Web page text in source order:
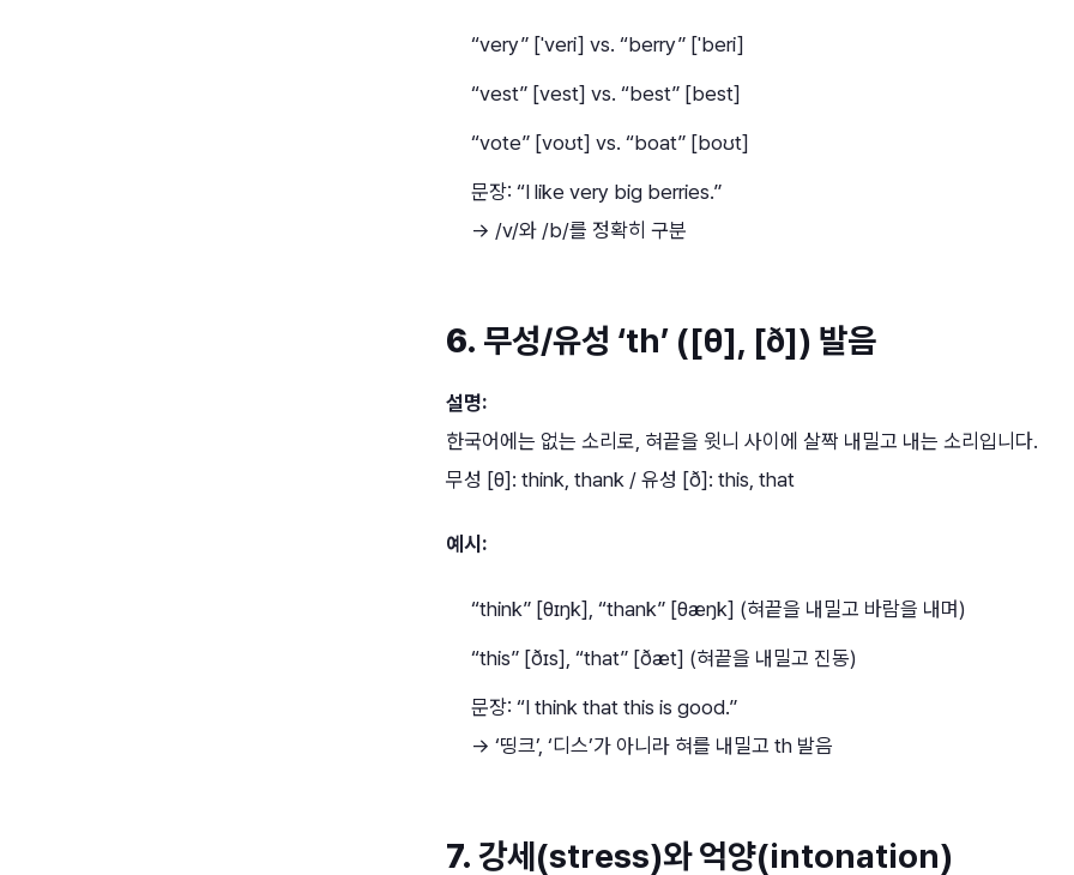
“very” [ˈveri] vs. “berry” [ˈberi]
“vest” [vest] vs. “best” [best]
“vote” [voʊt] vs. “boat” [boʊt]
문장: “I like very big berries.”
→ /v/와 /b/를 정확히 구분
6. 무성/유성 ‘th’ ([θ], [ð]) 발음
설명:
한국어에는 없는 소리로, 혀끝을 윗니 사이에 살짝 내밀고 내는 소리입니다.
무성 [θ]: think, thank / 유성 [ð]: this, that
예시:
“think” [θɪŋk], “thank” [θæŋk] (혀끝을 내밀고 바람을 내며)
“this” [ðɪs], “that” [ðæt] (혀끝을 내밀고 진동)
문장: “I think that this is good.”
→ ‘띵크’, ‘디스’가 아니라 혀를 내밀고 th 발음
7. 강세(stress)와 억양(intonation)